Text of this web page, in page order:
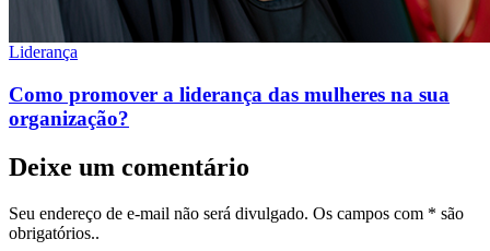
Liderança
Como promover a liderança das mulheres na sua
organização?
Deixe um comentário
Seu endereço de e-mail não será divulgado. Os campos com * são
obrigatórios..